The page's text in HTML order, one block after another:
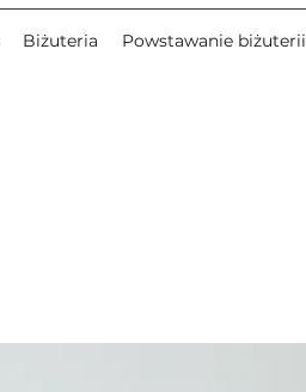
Biżuteria Powstawanie biżuterii